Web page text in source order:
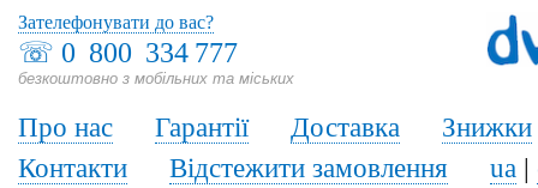
☏ 0 800 334 777
безкоштовно з мобільних та міських
Зателефонувати до вас?
Про нас Гарантії Доставка
Знижки
Контакти
Відстежити замовлення ua |